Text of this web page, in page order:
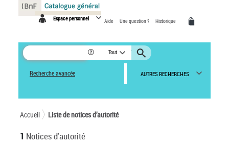
Espace personnel Aide Une question ? Historique
Tout
Recherche avancée AUTRES RECHERCHES
Accueil Liste de notices d’autorité
1 Notices d'autorité
Panneau de gestion des cookies